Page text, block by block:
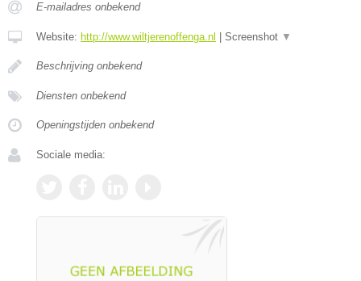
E-mailadres onbekend
Website: http://www.wiltjerenoffenga.nl Screenshot ▼
Beschrijving onbekend
Diensten onbekend
Openingstijden onbekend
Sociale media: